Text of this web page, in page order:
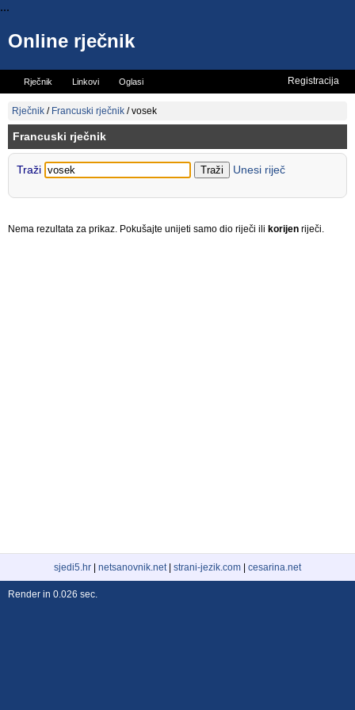
...
Online rječnik
Rječnik Linkovi Oglasi
Vicevi Mini rječnik
Registracija
Rječnik / Francuski rječnik /vosek
Francuski rječnik
Traži Unesi riječ
Nema rezultata za prikaz. Pokušajte unijeti samo dio riječi ili korijen riječi.
sjedi5.hr netsanovnik.net| strani-jezik.com cesarina.net
Render in 0.026 sec.